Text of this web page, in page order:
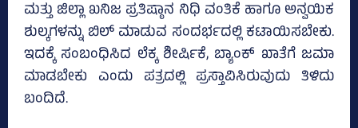
ಮತ್ತು ಜಿಲ್ಲಾ ಖನಿಜ ಪ್ರತಿಷ್ಠಾನ ನಿಧಿ ವಂತಿಕೆ ಹಾಗೂ ಅನ್ವಯಿಕ
ಶುಲ್ಕಗಳನ್ನು ಬಿಲ್‌ ಮಾಡುವ ಸಂದರ್ಭದಲ್ಲಿ ಕಟಾಯಿಸಬೇಕು.
ಇದಕ್ಕೆ ಸಂಬಂಧಿಸಿದ ಲೆಕ್ಕ ಶೀರ್ಷಿಕೆ, ಬ್ಯಾಂಕ್‌ ಖಾತೆಗೆ ಜಮಾ
ಮಾಡಬೇಕು ಎಂದು ಪತ್ರದಲ್ಲಿ ಪ್ರಸ್ತಾವಿಸಿರುವುದು ತಿಳಿದು
ಬಂದಿದೆ.